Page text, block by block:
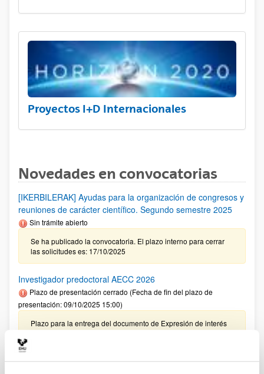
Proyectos I+D Internacionales
Novedades en convocatorias
[IKERBILERAK] Ayudas para la organización de congresos y
reuniones de carácter científico. Segundo semestre 2025
Sin trámite abierto
Se ha publicado la convocatoria. El plazo interno para cerrar
las solicitudes es: 17/10/2025
Investigador predoctoral AECC 2026
Plazo de presentación cerrado (Fecha de fin del plazo de
presentación: 09/10/2025 15:00)
Plazo para la entrega del documento de Expresión de interés
para la incorporación de una persona investigadora en la